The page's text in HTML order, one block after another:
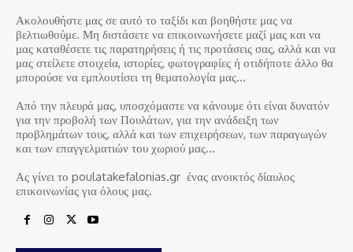
Ακολουθήστε μας σε αυτό το ταξίδι και βοηθήστε μας να
βελτιωθούμε. Μη διστάσετε να επικοινωνήσετε μαζί μας και να
μας καταθέσετε τις παρατηρήσεις ή τις προτάσεις σας, αλλά και να
μας στείλετε στοιχεία, ιστορίες, φωτογραφίες ή οτιδήποτε άλλο θα
μπορούσε να εμπλουτίσει τη θεματολογία μας…
Από την πλευρά μας, υποσχόμαστε να κάνουμε ότι είναι δυνατόν
για την προβολή των Πουλάτων, για την ανάδειξη των
προβλημάτων τους, αλλά και των επιχειρήσεων, των παραγωγών
και των επαγγελματιών του χωριού μας…
Ας γίνει το poulatakefalonias.gr ένας ανοικτός δίαυλος
επικοινωνίας για όλους μας.